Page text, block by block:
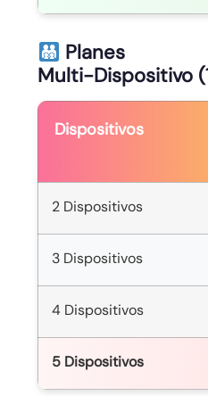
Planes
Multi-Dispositivo
Dispositivos
2 Dispositivos
3 Dispositivos
4 Dispositivos
5 Dispositivos